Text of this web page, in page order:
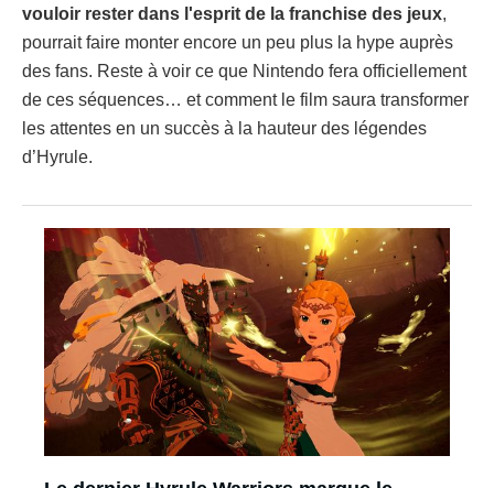
vouloir rester dans l'esprit de la franchise des jeux,
pourrait faire monter encore un peu plus la hype auprès
des fans. Reste à voir ce que Nintendo fera officiellement
de ces séquences… et comment le film saura transformer
les attentes en un succès à la hauteur des légendes
d’Hyrule.